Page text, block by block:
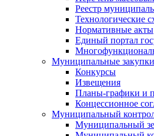
Реестр
Технологические
Нормативные акты
Единый портал
Муниципальные
Конкурсы
Извещения
Планы-графики и
Концессионное
Муниципальный
Муниципальный